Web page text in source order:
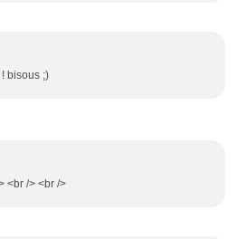
bisous ;)
<br /> <br />